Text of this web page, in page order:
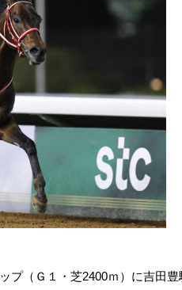
プ（Ｇ１・芝2400ｍ）に吉田豊